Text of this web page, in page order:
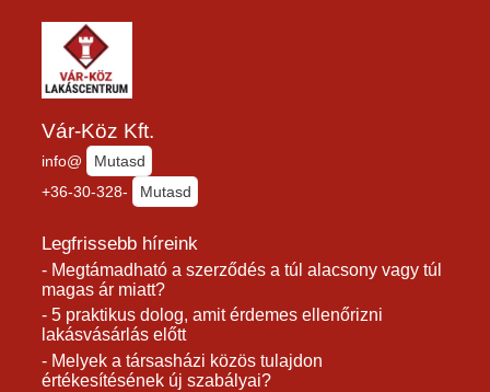
Vár-Köz Kft.
info@
Mutasd
+36-30-328-
Mutasd
Legfrissebb híreink
- Megtámadható a szerződés a túl alacsony vagy túl
magas ár miatt?
- 5 praktikus dolog, amit érdemes ellenőrizni
lakásvásárlás előtt
- Melyek a társasházi közös tulajdon
értékesítésének új szabályai?